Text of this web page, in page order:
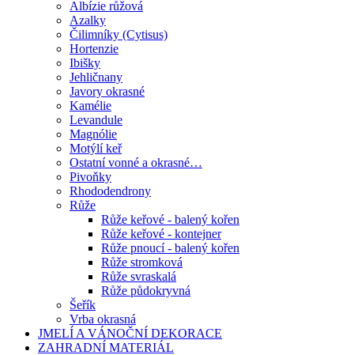
Albízie růžová
Azalky
Čilimníky (Cytisus)
Hortenzie
Ibišky
Jehličnany
Javory okrasné
Kamélie
Levandule
Magnólie
Motýlí keř
Ostatní vonné a okrasné…
Pivoňky
Rhododendrony
Růže
Růže keřové - balený kořen
Růže keřové - kontejner
Růže pnoucí - balený kořen
Růže stromková
Růže svraskalá
Růže půdokryvná
Šeřík
Vrba okrasná
JMELÍ A VÁNOČNÍ DEKORACE
ZAHRADNÍ MATERIÁL